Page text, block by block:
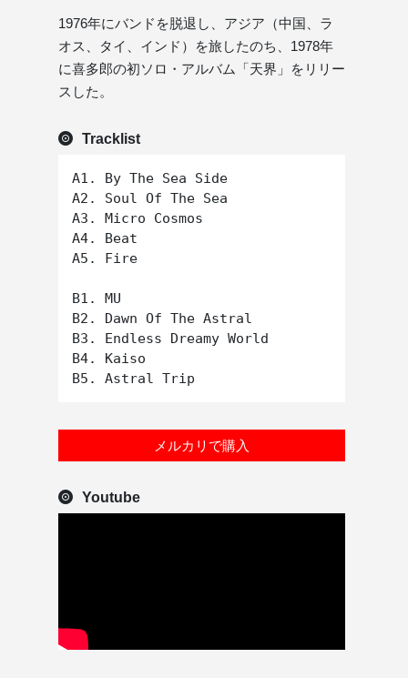
1976年にバンドを脱退し、アジア（中国、ラ
オス、タイ、インド）を旅したのち、1978年
に喜多郎の初ソロ・アルバム「天界」をリリー
スした。
Tracklist
A1. By The Sea Side
A2. Soul Of The Sea
A3. Micro Cosmos
A4. Beat
A5. Fire
B1. MU
B2. Dawn Of The Astral
B3. Endless Dreamy World
B4. Kaiso
メルカリで購入
Youtube